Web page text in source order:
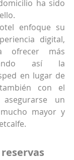
ha sido
enfoque su
digital,
ofrecer más
así la
en lugar de
con el
un
mayor y